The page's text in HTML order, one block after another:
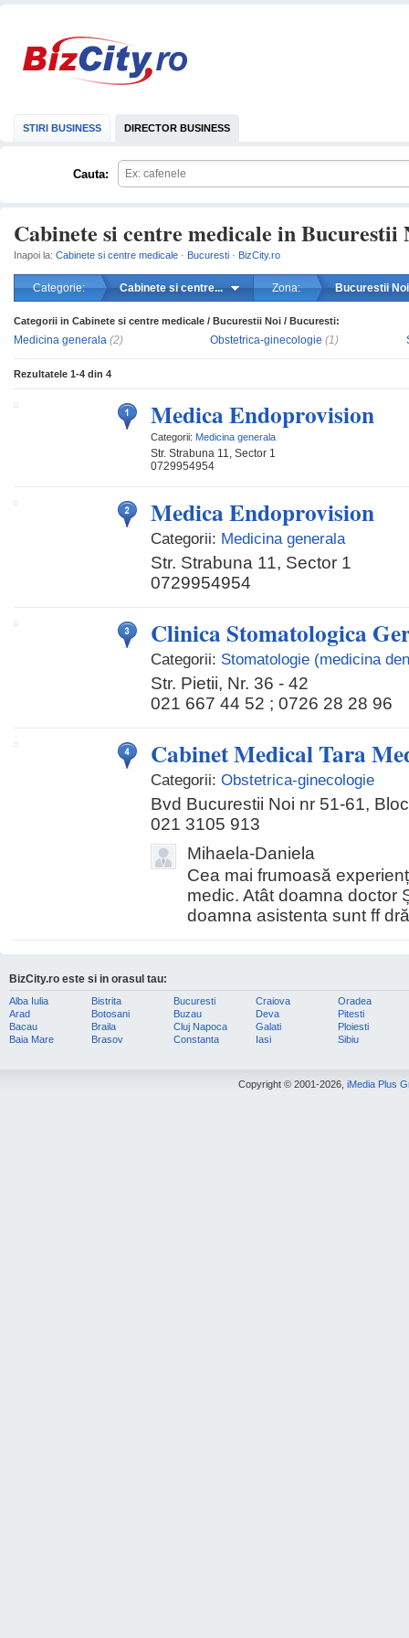
STIRI BUSINESS DIRECTOR BUSINESS
Cauta:
Cabinete si centre medicale in Bucurestii
Inapoi la: Cabinete si centre medicale · Bucuresti · BizCity.ro
Categorie: Cabinete si centre... Zona: Bucurestii Noi
Categorii in Cabinete si centre medicale / Bucurestii Noi / Bucuresti:
Medicina generala (2) Obstetrica-ginecologie (1)
Rezultatele 1-4 din 4
Medica Endoprovision
Categorii: Medicina generala
Str. Strabuna 11, Sector 1
0729954954
Medica Endoprovision
Categorii: Medicina generala
Str. Strabuna 11, Sector 1
0729954954
Clinica Stomatologica
Categorii: Stomatologie (medicina
Str. Pietii, Nr. 36 - 42
021 667 44 52 ; 0726 28 28 96
Cabinet Medical Tara
Categorii: Obstetrica-ginecologie
Bvd Bucurestii Noi nr 51-61,
021 3105 913
Mihaela-Daniela
Cea mai frumoasă
medic. Atât doamna doctor
doamna asistenta sunt ff
mareste
BizCity.ro este si in orasul tau:
Alba Iulia
Arad
Bacau
Baia Mare
Bistrita
Botosani
Braila
Brasov
Bucuresti
Buzau
Cluj Napoca
Constanta
Craiova
Deva
Galati
Iasi
Oradea
Pitesti
Ploiesti
Sibiu
Copyright © 2001-2026, iMedia Plus